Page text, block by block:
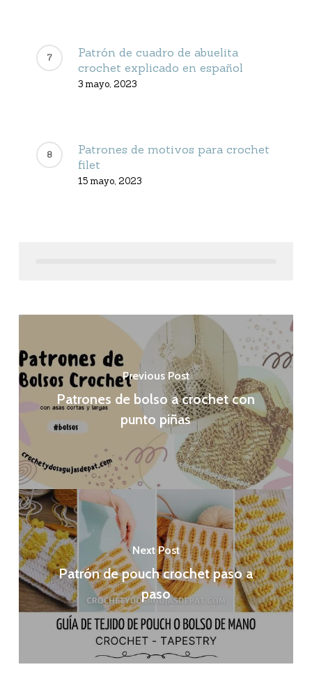
Patrón de cuadro de abuelita
crochet explicado en español
3 mayo, 2023
Patrones de motivos para crochet
filet
15 mayo, 2023
Previous Post
Patrones de bolso a crochet con
punto piñas
Next Post
Patrón de pouch crochet paso a
paso